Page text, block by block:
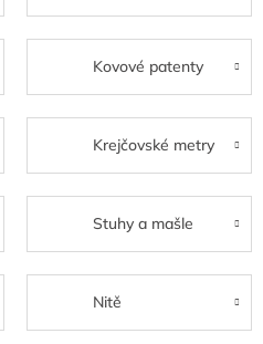
Kovové patenty
Krejčovské metry
Stuhy a mašle
Nitě